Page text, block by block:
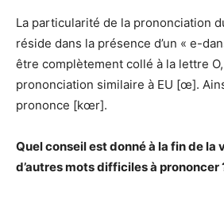
La particularité de la prononciation
réside dans la présence d’un « e-
être complètement collé à la lettre
prononciation similaire à EU [œ].
prononce [kœr].
Quel conseil est donné à la fin de la
d’autres mots difficiles à prononcer